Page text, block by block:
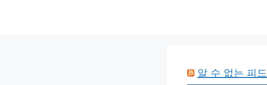
알 수 없는 피드